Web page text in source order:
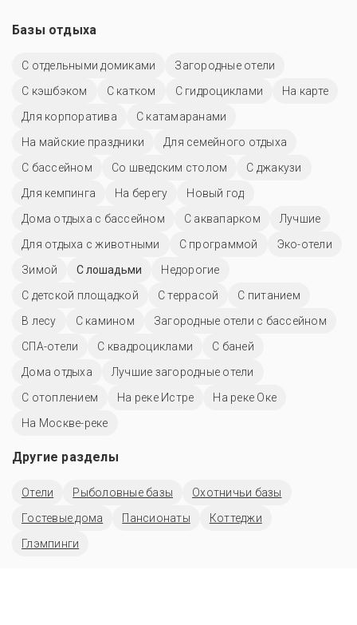
Базы отдыха
С отдельными домиками
Загородные отели
С кэшбэком
С катком С гидроциклами
На карте
Для корпоратива
С катамаранами
На майские праздники
Для семейного отдыха
С бассейном
Со шведским столом
С джакузи
Для кемпинга
На берегу
Новый год
Дома отдыха с бассейном
С аквапарком
Лучшие
Для отдыха с животными
С программой
Эко-отели
Зимой
С лошадьми
Недорогие
С детской площадкой
С террасой
С питанием
В лесу
С камином
Загородные отели с бассейном
СПА-отели
С квадроциклами
С баней
Дома отдыха
Лучшие загородные отели
С отоплением
На реке Истре
На реке Оке
На Москве-реке
Другие разделы
Отели Рыболовные базы
Охотничьи базы
Гостевые дома
Пансионаты
Коттеджи
Глэмпинги